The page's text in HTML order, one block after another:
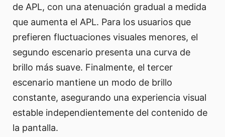
de APL, con una atenuación gradual a medida
que aumenta el APL. Para los usuarios que
prefieren fluctuaciones visuales menores, el
segundo escenario presenta una curva de
brillo más suave. Finalmente, el tercer
escenario mantiene un modo de brillo
constante, asegurando una experiencia visual
estable independientemente del contenido de
la pantalla.